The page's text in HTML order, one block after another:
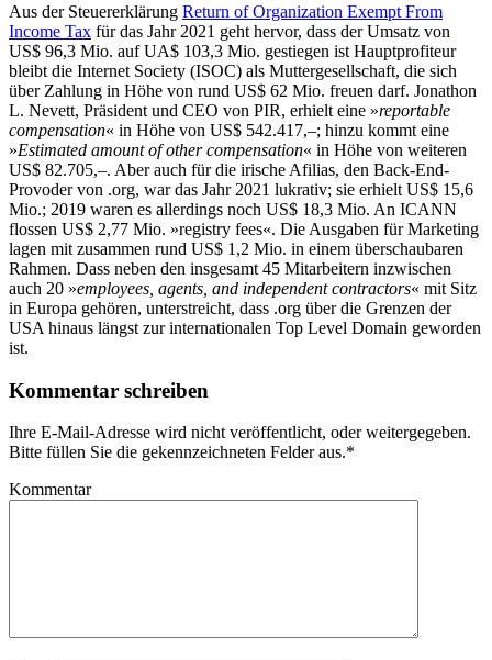
Aus der Steuererklärung Return of Organization Exempt From
Income Tax für das Jahr 2021 geht hervor, dass der Umsatz von
US$ 96,3 Mio. auf UA$ 103,3 Mio. gestiegen ist Hauptprofiteur
bleibt die Internet Society (ISOC) als Muttergesellschaft, die sich
über Zahlung in Höhe von rund US$ 62 Mio. freuen darf. Jonathon
L. Nevett, Präsident und CEO von PIR, erhielt eine »reportable
compensation« in Höhe von US$ 542.417,–; hinzu kommt eine
»Estimated amount of other compensation« in Höhe von weiteren
US$ 82.705,–. Aber auch für die irische Afilias, den Back-End-
Provoder von .org, war das Jahr 2021 lukrativ; sie erhielt US$ 15,6
Mio.; 2019 waren es allerdings noch US$ 18,3 Mio. An ICANN
flossen US$ 2,77 Mio. »registry fees«. Die Ausgaben für Marketing
lagen mit zusammen rund US$ 1,2 Mio. in einem überschaubaren
Rahmen. Dass neben den insgesamt 45 Mitarbeitern inzwischen
auch 20 »employees, agents, and independent contractors« mit Sitz
in Europa gehören, unterstreicht, dass .org über die Grenzen der
USA hinaus längst zur internationalen Top Level Domain geworden
ist.
Kommentar schreiben
Ihre E-Mail-Adresse wird nicht veröffentlicht, oder weitergegeben.
Bitte füllen Sie die gekennzeichneten Felder aus.*
Kommentar